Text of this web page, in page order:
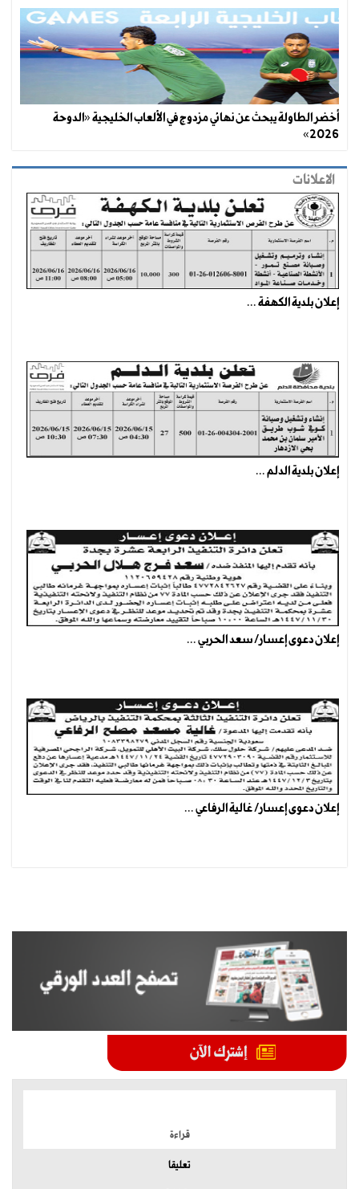
أخضر الطاولة يبحث عن نهائي مزدوج في الألعاب الخليجية «الدوحة
2026»
الاعلانات
إعلان بلدية الكهفة ...
إعلان بلدية الدلم ...
إعلان دعوى إعسار/ سعد الحربي ...
إعلان دعوى إعسار/ غالية الرفاعي ...
قراءة
تعليقا